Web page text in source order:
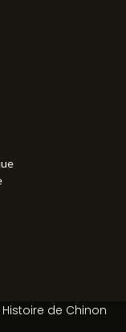
de Chinon